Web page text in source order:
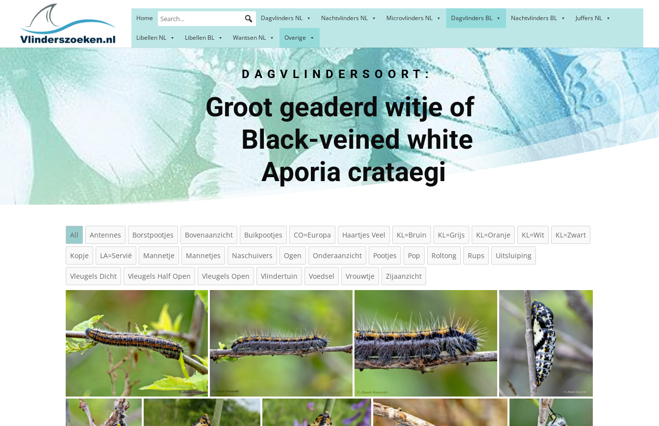
Home Dagvlinders NL Nachtvlinders NL Microvlinders NL Dagvlinders BL Nachtvlinders BL Juffers NL
Libellen NL Libellen BL Wantsen NL Overige
DAGVLINDERSOORT:
Groot geaderd witje of
Black-veined white
Aporia crataegi
All Antennes Borstpootjes Bovenaanzicht Buikpootjes CO=Europa Haartjes Veel KL=Bruin KL=Grijs KL=Oranje KL=Wit KL=Zwart
Kopje LA=Servië Mannetje Mannetjes Naschuivers Ogen Onderaanzicht Pootjes Pop Roltong Rups Uitsluiping
Vleugels Dicht Vleugels Half Open Vleugels Open Vlindertuin Voedsel Vrouwtje Zijaanzicht